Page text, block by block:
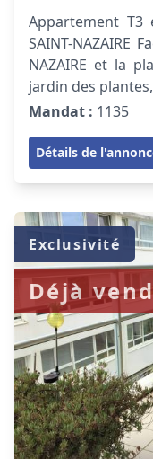
Appartement T3
SAINT-NAZAIRE
NAZAIRE et la
jardin des
Mandat : 1135
Détails de
Exclusivité
Déjà